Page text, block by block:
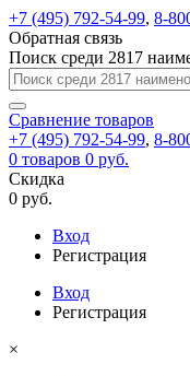
+7 (495) 792-54-99, 8-
Обратная связь
Поиск среди 2817
Сравнение товаров
+7 (495) 792-54-99, 8-
0 товаров 0 руб.
Скидка
0 руб.
Вход
Регистрация
Вход
Регистрация
×